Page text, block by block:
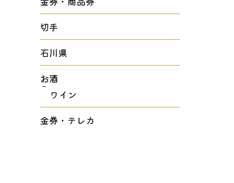
切手
石川県
お酒
ワイン
金券・テレカ